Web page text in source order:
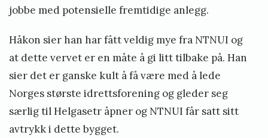
jobbe med potensielle fremtidige anlegg.
Håkon sier han har fått veldig mye fra NTNUI og
at dette vervet er en måte å gi litt tilbake på. Han
sier det er ganske kult å få være med å lede
Norges største idrettsforening og gleder seg
særlig til Helgasetr åpner og NTNUI får satt sitt
avtrykk i dette bygget.